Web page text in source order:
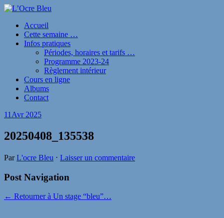
Accueil
Cette semaine …
Infos pratiques
Périodes, horaires et tarifs …
Programme 2023-24
Règlement intérieur
Cours en ligne
Albums
Contact
11 Avr 2025
20250408_135538
ParL'ocre Bleu ⋅ Laisser un commentaire
Post Navigation
← Retourner à Un stage “bleu”…